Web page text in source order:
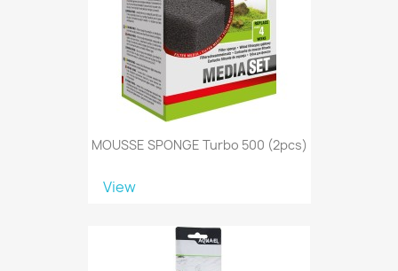
MOUSSE SPONGE Turbo 500 (2pcs)
View